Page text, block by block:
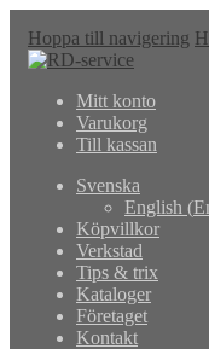
Hoppa till navigering
Mitt konto
Varukorg
Till kassan
Svenska
English (
Köpvillkor
Verkstad
Tips & trix
Kataloger
Företaget
Kontakt